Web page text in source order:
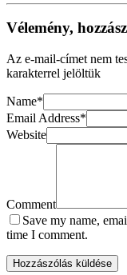
Vélemény,
Az e-mail-címet nem
karakterrel jelöltük
Name*
Email Address*
Website
Comment
Save my name,
time I comment.